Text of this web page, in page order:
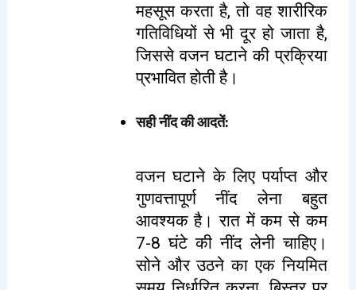
महसूस करता है, तो वह शारीरिक
गतिविधियों से भी दूर हो जाता है,
जिससे वजन घटाने की प्रक्रिया
प्रभावित होती है।
सही नींद की आदतें:
वजन घटाने के लिए पर्याप्त और
गुणवत्तापूर्ण नींद लेना बहुत
आवश्यक है। रात में कम से कम
7-8 घंटे की नींद लेनी चाहिए।
सोने और उठने का एक नियमित